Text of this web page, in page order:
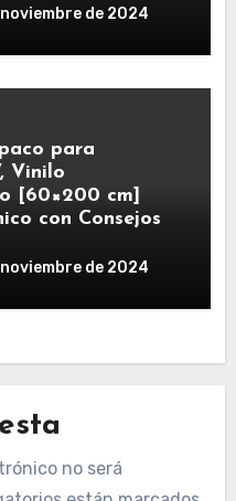
de 2024
para
Vinilo
[60×200 cm]
con Consejos
noviembre de 2024
no será